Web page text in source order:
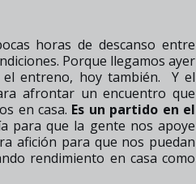
horas de descanso entre
Porque llegamos ayer
entreno, hoy también. Y el
afrontar un encuentro que
en casa. Es un partido en el
para que la gente nos apoye
afición para que nos puedan
rendimiento en casa como